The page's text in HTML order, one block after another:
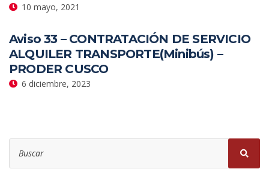
10 mayo, 2021
Aviso 33 – CONTRATACIÓN DE SERVICIO
ALQUILER TRANSPORTE(Minibús) –
PRODER CUSCO
6 diciembre, 2023